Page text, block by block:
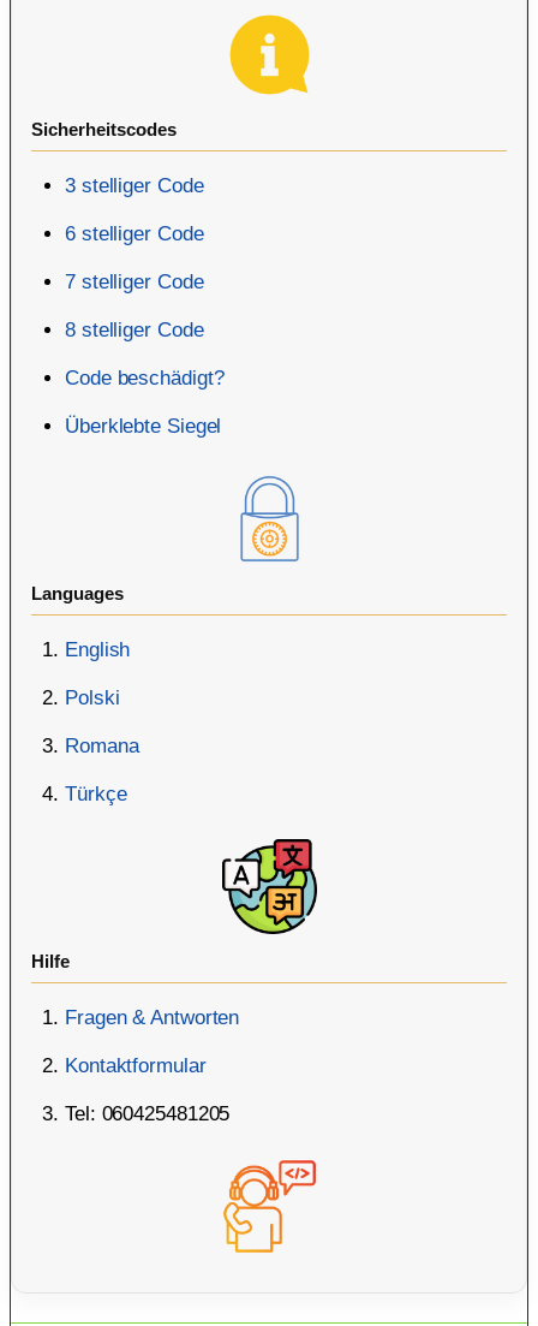
Sicherheitscodes
3 stelliger Code
6 stelliger Code
7 stelliger Code
8 stelliger Code
Code beschädigt?
Überklebte Siegel
Languages
English
Polski
Romana
Türkçe
Hilfe
Fragen & Antworten
Kontaktformular
Tel: 060425481205